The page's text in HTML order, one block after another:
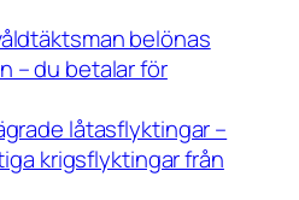
belönas
– du betalar för
låtasflyktingar –
krigsflyktingar från